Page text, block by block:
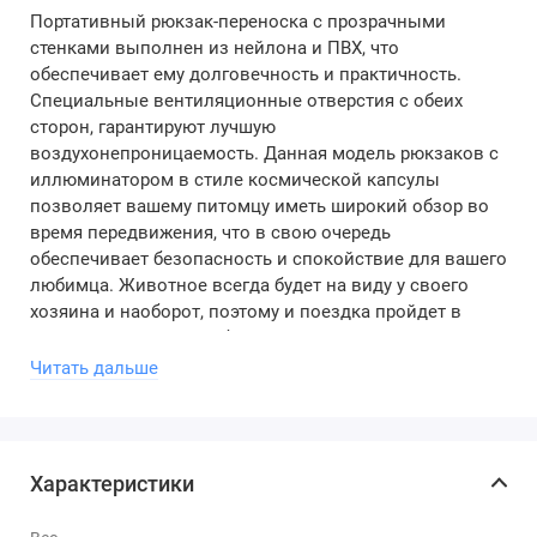
Портативный рюкзак-переноска с прозрачными
стенками выполнен из нейлона и ПВХ, что
обеспечивает ему долговечность и практичность.
Специальные вентиляционные отверстия с обеих
сторон, гарантируют лучшую
воздухонепроницаемость. Данная модель рюкзаков с
иллюминатором в стиле космической капсулы
позволяет вашему питомцу иметь широкий обзор во
время передвижения, что в свою очередь
обеспечивает безопасность и спокойствие для вашего
любимца. Животное всегда будет на виду у своего
хозяина и наоборот, поэтому и поездка пройдет в
хорошем настроении, без стресса и паники.
Особенности:
Прочная и износостойкая фурнитура.
Читать дальше
Характеристики